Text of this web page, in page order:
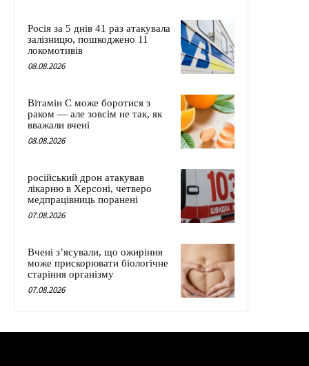
Росія за 5 днів 41 раз атакувала
залізницю, пошкоджено 11
локомотивів
08.08.2026
Вітамін C може боротися з
раком — але зовсім не так, як
вважали вчені
08.08.2026
російський дрон атакував
лікарню в Херсоні, четверо
медпрацівниць поранені
07.08.2026
Вчені з’ясували, що ожиріння
може прискорювати біологічне
старіння організму
07.08.2026